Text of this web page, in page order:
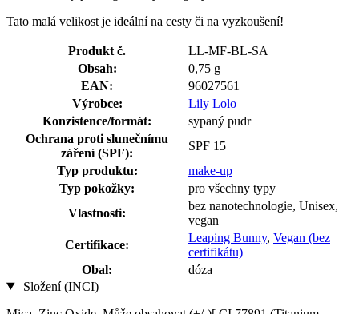
Tato malá velikost je ideální na cesty či na vyzkoušení!
Produkt č.
LL-MF-BL-SA
Obsah:
0,75 g
EAN:
96027561
Výrobce:
Lily Lolo
Konzistence/formát:
sypaný pudr
Ochrana proti slunečnímu
záření (SPF):
SPF 15
Typ produktu:
make-up
Typ pokožky:
pro všechny typy
Vlastnosti:
bez nanotechnologie, Unisex,
vegan
Certifikace:
Leaping Bunny, Vegan (bez
certifikátu)
Obal:
dóza
Složení (INCI)